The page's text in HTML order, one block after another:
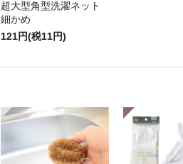
超大型角型洗濯ネット
細かめ
121円(税11円)